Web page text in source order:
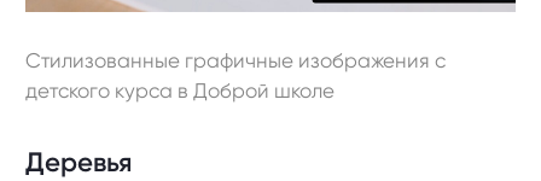
Стилизованные графичные изображения с
детского курса в Доброй школе
Деревья